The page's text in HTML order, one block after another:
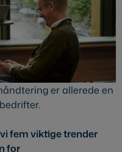
er allerede en
fem viktige trender
for